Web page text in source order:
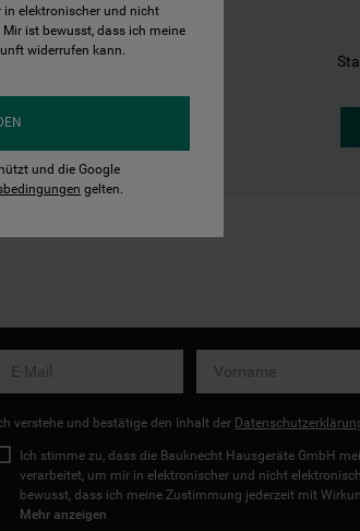
Kontakt
verstehe und bestätige den Inhalt der
Ich stimme zu, dass die Bauknecht Hausgeräte GmbH
verarbeitet, um mir in elektronischer und nicht
bewusst, dass ich meine Zustimmung jederzeit mit
Mehr anzeigen
in elektronischer und nicht
ist bewusst, dass ich meine
widerrufen kann.
und die Google
gelten.